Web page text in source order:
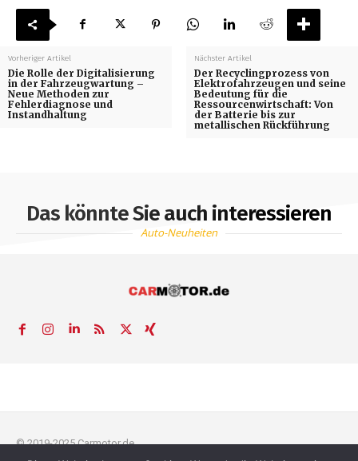
Vorheriger Artikel
Die Rolle der Digitalisierung
in der Fahrzeugwartung –
Neue Methoden zur
Fehlerdiagnose und
Instandhaltung
Nächster Artikel
Der Recyclingprozess von
Elektrofahrzeugen und seine
Bedeutung für die
Ressourcenwirtschaft: Von
der Batterie bis zur
metallischen Rückführung
Das könnte Sie auch interessieren
Auto-Neuheiten
© 2019-2025 Carmotor.de